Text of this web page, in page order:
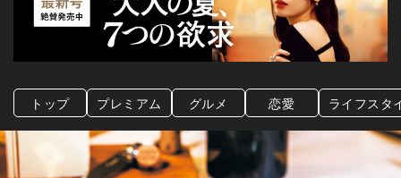
トップ プレミアム グルメ 恋愛 ライフスタ